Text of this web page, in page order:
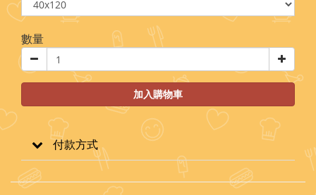
數量
加入購物車
付款方式